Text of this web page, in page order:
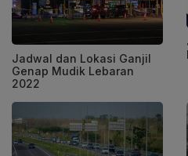
Jadwal dan Lokasi Ganjil
Genap Mudik Lebaran
2022